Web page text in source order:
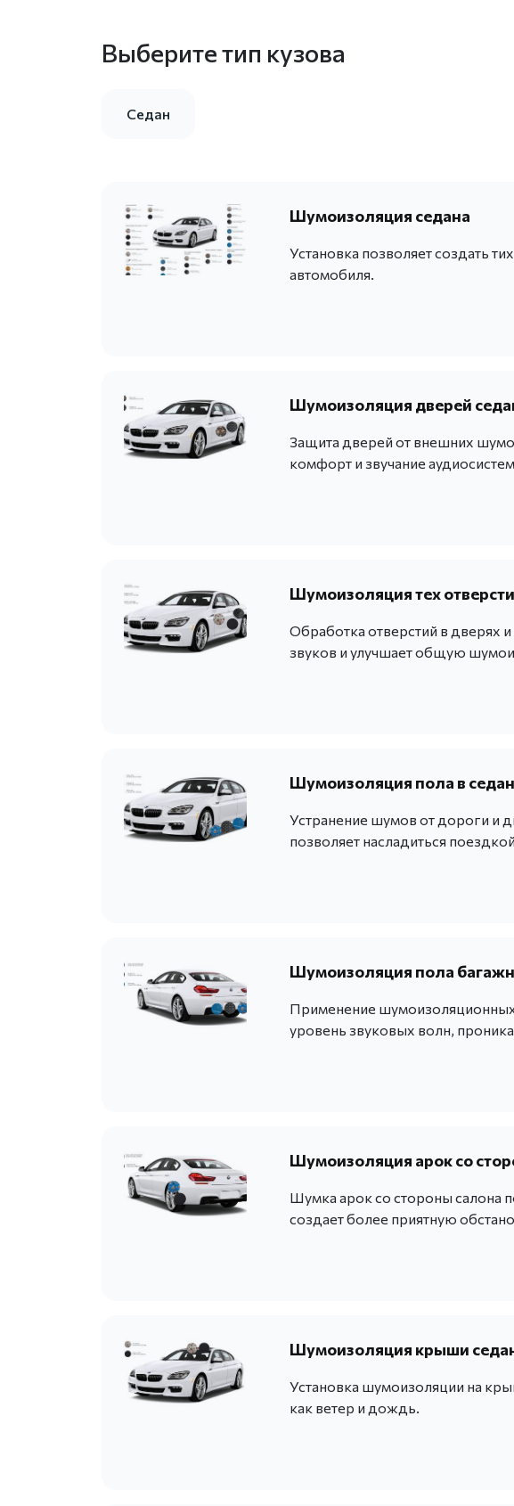
Выберите тип кузова
Седан
Шумоизоляция седана
Установка позволяет создать
автомобиля.
Шумоизоляция дверей
Защита дверей от внешних
комфорт и звучание
Шумоизоляция тех
Обработка отверстий в дверях
звуков и улучшает общую
Шумоизоляция пола в
Устранение шумов от дороги и
позволяет насладиться
Шумоизоляция пола
Применение
уровень звуковых волн,
Шумоизоляция арок со
Шумка арок со стороны салона
создает более приятную
Шумоизоляция крыши
Установка шумоизоляции на
как ветер и дождь.